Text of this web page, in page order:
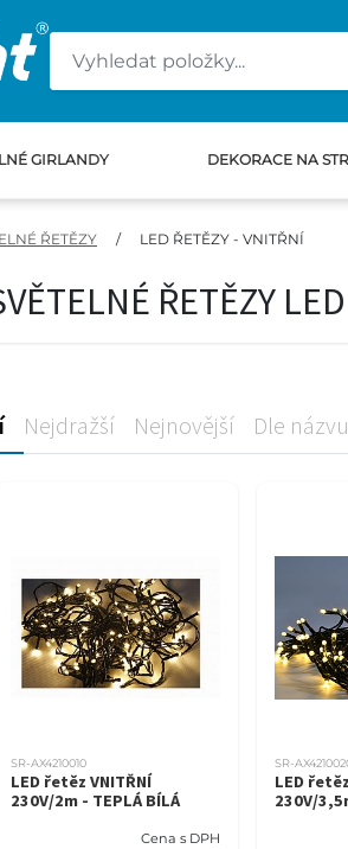
GIRLANDY DEKORACE NA
ŘETĚZY / LED ŘETĚZY - VNITŘNÍ
ŘETĚZY
Nejdražší Nejnovější Dle
SR-AX4210010
LED řetěz VNITŘNÍ
230V/2m - TEPLÁ BÍLÁ
Cena s DPH
SR-
LED
230V/